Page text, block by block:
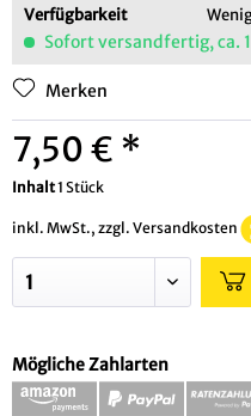
Verfügbarkeit
Sofort versandfertig, ca.
Merken
7,50 € *
Inhalt1 Stück
inkl. MwSt., zzgl. Versandkosten
Mögliche Zahlarten